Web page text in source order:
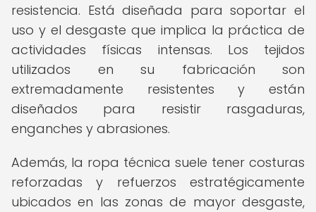
resistencia. Está diseñada para soportar el
uso y el desgaste que implica la práctica de
actividades físicas intensas. Los tejidos
utilizados en su fabricación son
extremadamente resistentes y están
diseñados para resistir rasgaduras,
enganches y abrasiones.
Además, la ropa técnica suele tener costuras
reforzadas y refuerzos estratégicamente
ubicados en las zonas de mayor desgaste,